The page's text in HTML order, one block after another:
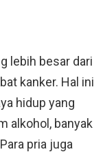
lebih besar dari
kanker. Hal ini
hidup yang
alkohol, banyak
pria juga